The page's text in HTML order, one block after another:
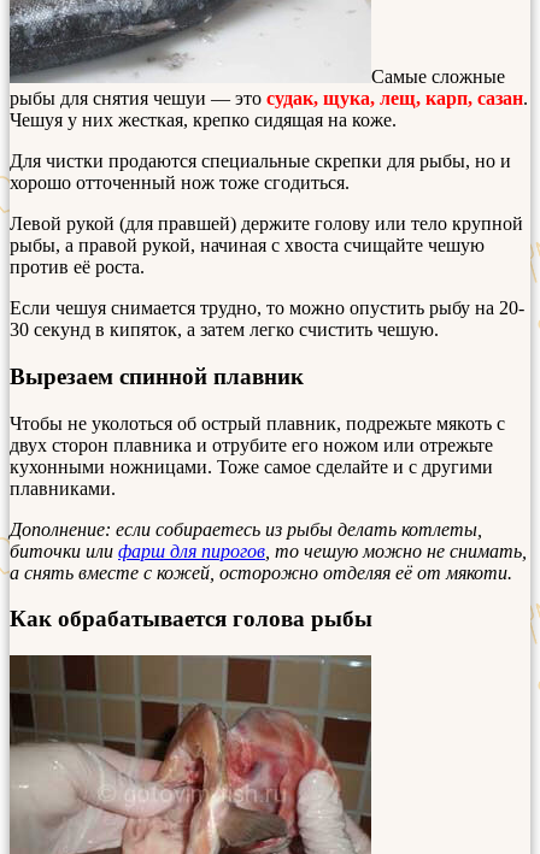
Самые сложные
рыбы для снятия чешуи — это судак, щука, лещ, карп, сазан.
Чешуя у них жесткая, крепко сидящая на коже.
Для чистки продаются специальные скрепки для рыбы, но и
хорошо отточенный нож тоже сгодиться.
Левой рукой (для правшей) держите голову или тело крупной
рыбы, а правой рукой, начиная с хвоста счищайте чешую
против её роста.
Если чешуя снимается трудно, то можно опустить рыбу на 20-
30 секунд в кипяток, а затем легко счистить чешую.
Вырезаем спинной плавник
Чтобы не уколоться об острый плавник, подрежьте мякоть с
двух сторон плавника и отрубите его ножом или отрежьте
кухонными ножницами. Тоже самое сделайте и с другими
плавниками.
Дополнение: если собираетесь из рыбы делать котлеты,
биточки или фарш для пирогов , то чешую можно не снимать,
а снять вместе с кожей, осторожно отделяя её от мякоти.
Как обрабатывается голова рыбы